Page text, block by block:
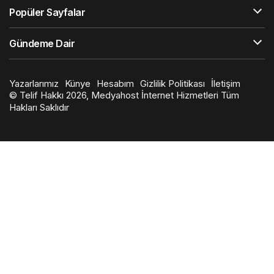
Popüler Sayfalar
Gündeme Dair
Yazarlarımız Künye Hesabım Gizlilik Politikası
İletişim
© Telif Hakkı 2026, Medyahost İnternet Hizmetleri Tüm
Hakları Saklıdır
slot